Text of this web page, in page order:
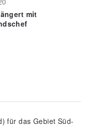
mit
für das Gebiet Süd-